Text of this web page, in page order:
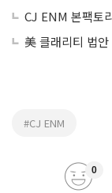
CJ ENM 본팩토
美 클래리티 법
#CJ ENM
0